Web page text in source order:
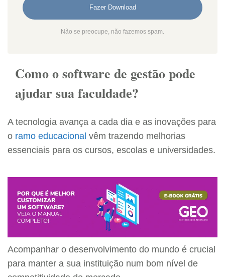
Não se preocupe, não fazemos spam.
Como o software de gestão pode
ajudar sua faculdade?
A tecnologia avança a cada dia e as inovações para
o ramo educacional vêm trazendo melhorias
essenciais para os cursos, escolas e universidades.
Acompanhar o desenvolvimento do mundo é crucial
para manter a sua instituição num bom nível de